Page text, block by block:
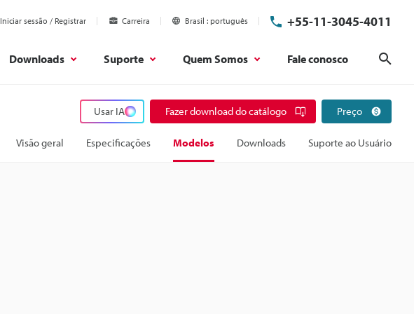
Iniciar sessão / Registrar Carreira Brasil português +55-11-3045-4011
Downloads Suporte Quem Somos Fale conosco
Usar IA Fazer download do catálogo Preço
Visão geral Especificações Modelos Downloads Suporte ao Usuário